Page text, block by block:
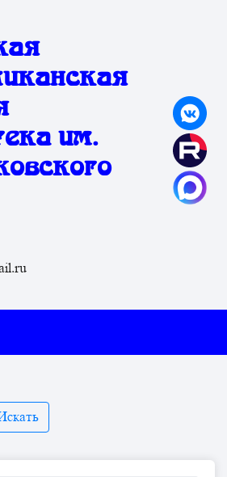
им.